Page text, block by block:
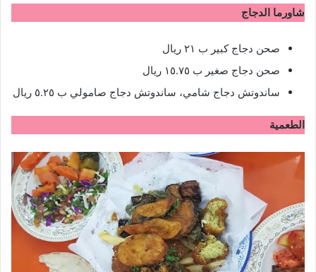
شاورما الدجاج
صحن دجاج كبير ب ٢١ ريال
صحن دجاج صغير ب ١٥.٧٥ ريال
ساندوتش دجاج شامي، ساندوتش دجاج صامولي ب ٥.٢٥ ريال
الطعمية